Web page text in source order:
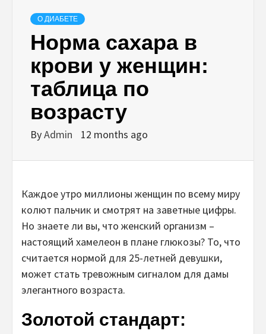
О ДИАБЕТЕ
Норма сахара в
крови у женщин:
таблица по
возрасту
ByAdmin 12 months ago
Каждое утро миллионы женщин по всему миру
колют пальчик и смотрят на заветные цифры.
Но знаете ли вы, что женский организм –
настоящий хамелеон в плане глюкозы? То, что
считается нормой для 25-летней девушки,
может стать тревожным сигналом для дамы
элегантного возраста.
Золотой стандарт: